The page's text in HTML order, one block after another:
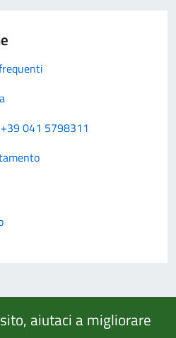
041 5798311
aiutaci a migliorare